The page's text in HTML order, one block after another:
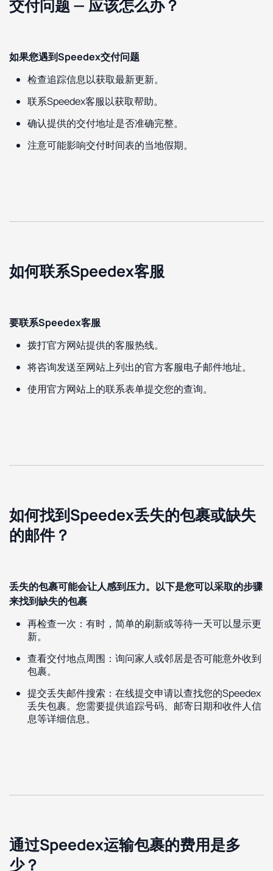
交付问题 — 应该怎么办？
如果您遇到Speedex交付问题
检查追踪信息以获取最新更新。
联系Speedex客服以获取帮助。
确认提供的交付地址是否准确完整。
注意可能影响交付时间表的当地假期。
如何联系Speedex客服
要联系Speedex客服
拨打官方网站提供的客服热线。
将咨询发送至网站上列出的官方客服电子邮件地址。
使用官方网站上的联系表单提交您的查询。
如何找到Speedex丢失的包裹或缺失
的邮件？
丢失的包裹可能会让人感到压力。以下是您可以采取的步骤
来找到缺失的包裹
再检查一次：有时，简单的刷新或等待一天可以显示更
新。
查看交付地点周围：询问家人或邻居是否可能意外收到
包裹。
提交丢失邮件搜索：在线提交申请以查找您的Speedex
丢失包裹。您需要提供追踪号码、邮寄日期和收件人信
息等详细信息。
通过Speedex运输包裹的费用是多
少？